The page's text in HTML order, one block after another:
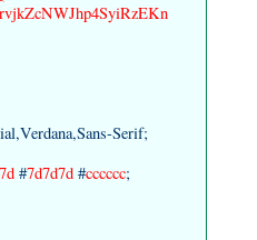
Serif;
#7d7d7d #cccccc;